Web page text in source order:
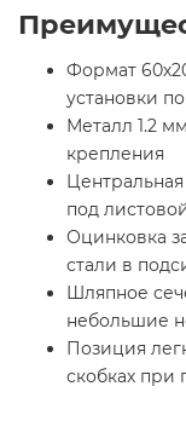
Формат
установки
Металл 1.2
крепления
под
Оцинковка
стали в
Шляпное
небольшие
Позиция
скобках при